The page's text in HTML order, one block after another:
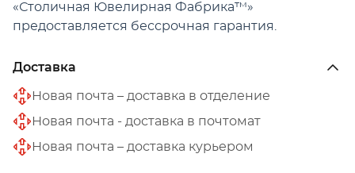
«Столичная Ювелирная Фабрика™»
предоставляется бессрочная гарантия.
Доставка
Новая почта – доставка в отделение
Новая почта - доставка в почтомат
Новая почта – доставка курьером